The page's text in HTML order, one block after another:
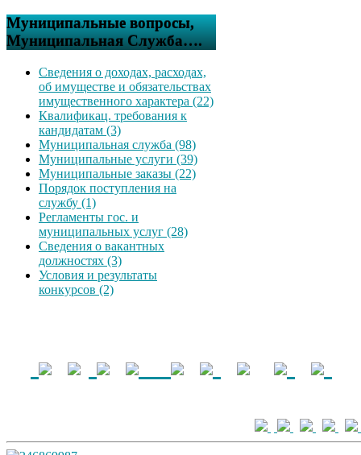
Муниципальные вопросы,
Муниципальная Служба….
Сведения о доходах, расходах,
об имуществе и обязательствах
имущественного характера (22)
Квалификац. требования к
кандидатам (3)
Муниципальная служба (98)
Муниципальные услуги (39)
Муниципальные заказы (22)
Порядок поступления на
службу (1)
Регламенты гос. и
муниципальных услуг (28)
Сведения о вакантных
должностях (3)
Условия и результаты
конкурсов (2)